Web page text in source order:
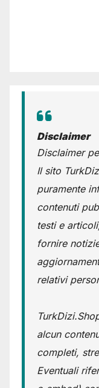
Disclaimer
Disclaimer
Il sito
puramente
contenuti
testi e
fornire
relativi
alcun
completi,
Eventuali